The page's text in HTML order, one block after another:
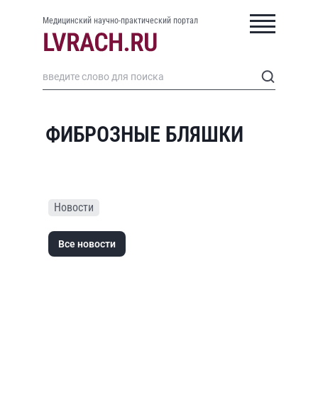
Медицинский научно-практический портал
ФИБРОЗНЫЕ БЛЯШКИ
Новости
Все новости